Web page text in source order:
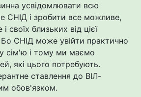
усвідомлювати всю
СНІД і зробити все можливе,
своїх близьких від цієї
Бо СНІД може увійти практично
сім'ю і тому ми маємо
які цього потребують.
ставлення до ВІЛ-
обов'язком.